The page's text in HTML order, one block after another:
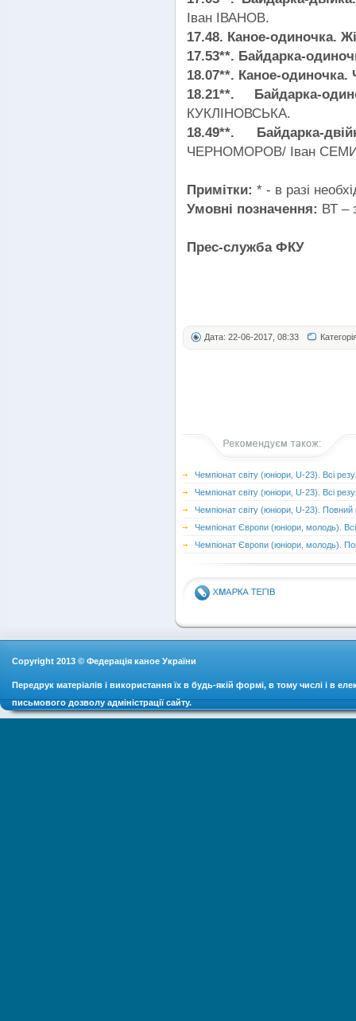
Іван ІВАНОВ.
17.48. Каное-одиночка.
17.53**. Байдарка-
18.07**. Каное-
18.21**. Байдарка-
КУКЛІНОВСЬКА.
18.49**. Байдарка-
ЧЕРНОМОРОВ/ Іван
Примітки: * - в разі
Умовні позначення: ВТ –
Прес-служба ФКУ
Дата: 22-06-2017, 08:33
Чемпіонат світу (юніори, U-23). Всі
Чемпіонат світу (юніори, U-23). Всі
Чемпіонат світу (юніори, U-23). Повний
Чемпіонат Європи (юніори, молодь).
Чемпіонат Європи (юніори, молодь).
Copyright 2013 © Федерація каное України
Передрук матеріалів і використання їх в будь-якій формі, в тому числі і в
письмового дозволу адміністрації сайту.